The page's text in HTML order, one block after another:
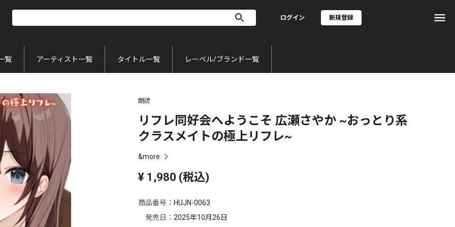
ログイン 新規登録
覧 アーティスト一覧 タイトル一覧 レーベル/ブランド一覧
朗読
リフレ同好会へようこそ 広瀬さやか ~おっとり系
クラスメイトの極上リフレ~
&more
¥ 1,980 (税込)
商品番号： HUJN-0063
発売日： 2025年10月26日